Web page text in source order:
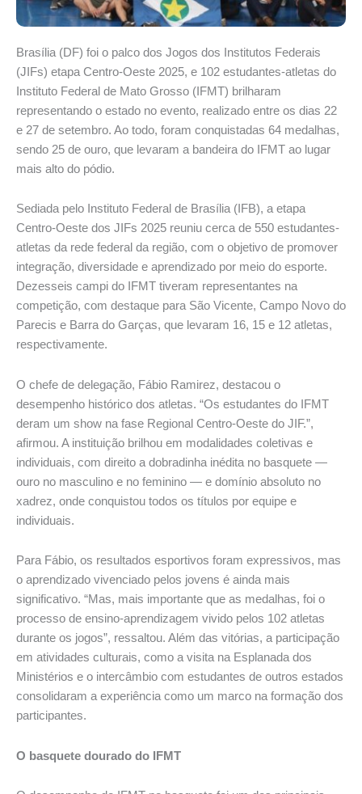
Brasília (DF) foi o palco dos Jogos dos Institutos Federais
(JIFs) etapa Centro-Oeste 2025, e 102 estudantes-atletas do
Instituto Federal de Mato Grosso (IFMT) brilharam
representando o estado no evento, realizado entre os dias 22
e 27 de setembro. Ao todo, foram conquistadas 64 medalhas,
sendo 25 de ouro, que levaram a bandeira do IFMT ao lugar
mais alto do pódio.
Sediada pelo Instituto Federal de Brasília (IFB), a etapa
Centro-Oeste dos JIFs 2025 reuniu cerca de 550 estudantes-
atletas da rede federal da região, com o objetivo de promover
integração, diversidade e aprendizado por meio do esporte.
Dezesseis campi do IFMT tiveram representantes na
competição, com destaque para São Vicente, Campo Novo do
Parecis e Barra do Garças, que levaram 16, 15 e 12 atletas,
respectivamente.
O chefe de delegação, Fábio Ramirez, destacou o
desempenho histórico dos atletas. “Os estudantes do IFMT
deram um show na fase Regional Centro-Oeste do JIF.”,
afirmou. A instituição brilhou em modalidades coletivas e
individuais, com direito a dobradinha inédita no basquete —
ouro no masculino e no feminino — e domínio absoluto no
xadrez, onde conquistou todos os títulos por equipe e
individuais.
Para Fábio, os resultados esportivos foram expressivos, mas
o aprendizado vivenciado pelos jovens é ainda mais
significativo. “Mas, mais importante que as medalhas, foi o
processo de ensino-aprendizagem vivido pelos 102 atletas
durante os jogos”, ressaltou. Além das vitórias, a participação
em atividades culturais, como a visita na Esplanada dos
Ministérios e o intercâmbio com estudantes de outros estados
consolidaram a experiência como um marco na formação dos
participantes.
O basquete dourado do IFMT